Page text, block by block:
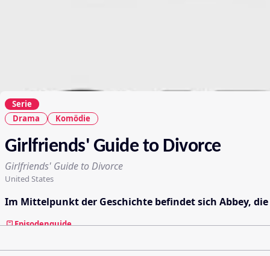
Serie
Drama
Komödie
Girlfriends' Guide to Divorce
Girlfriends' Guide to Divorce
United States
Im Mittelpunkt der Geschichte befindet sich Abbey,
Episodenguide